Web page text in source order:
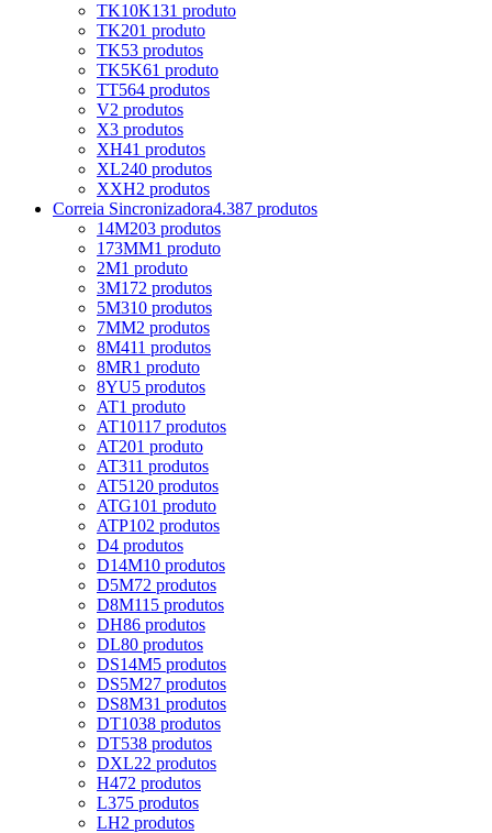
TK10K131 produto
TK201 produto
TK53 produtos
TK5K61 produto
TT564 produtos
V2 produtos
X3 produtos
XH41 produtos
XL240 produtos
XXH2 produtos
Correia Sincronizadora4.387 produtos
14M203 produtos
173MM1 produto
2M1 produto
3M172 produtos
5M310 produtos
7MM2 produtos
8M411 produtos
8MR1 produto
8YU5 produtos
AT1 produto
AT10117 produtos
AT201 produto
AT311 produtos
AT5120 produtos
ATG101 produto
ATP102 produtos
D4 produtos
D14M10 produtos
D5M72 produtos
D8M115 produtos
DH86 produtos
DL80 produtos
DS14M5 produtos
DS5M27 produtos
DS8M31 produtos
DT1038 produtos
DT538 produtos
DXL22 produtos
H472 produtos
L375 produtos
LH2 produtos